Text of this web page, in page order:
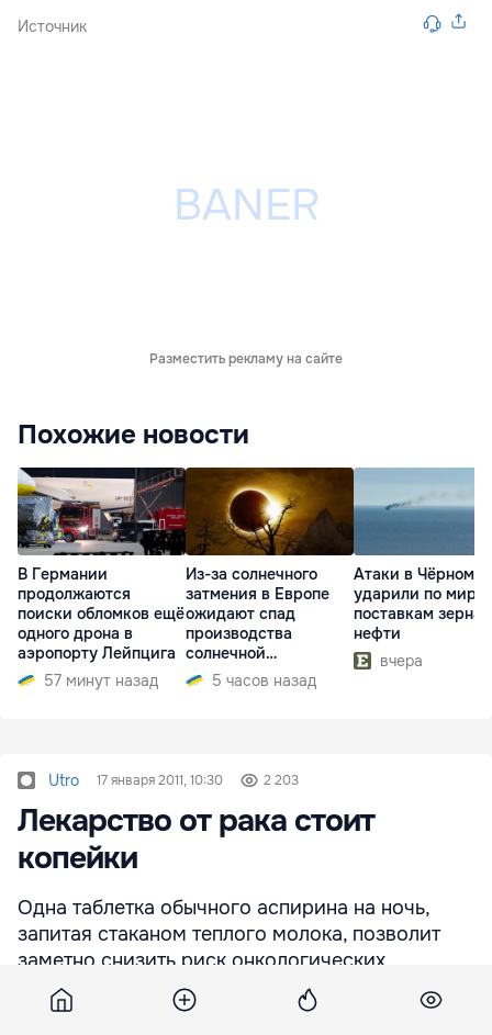
Источник
Разместить рекламу на сайте
Похожие новости
В Германии
продолжаются
поиски обломков ещё
одного дрона в
аэропорту Лейпцига
57 минут назад
Из-за солнечного
затмения в Европе
ожидают спад
производства
солнечной
электроэнергии
5 часов назад
Атаки в Чёрном
ударили по
поставкам зерна
нефти
вчера
Utro 17 января 2011, 10:30 2 203
Лекарство от рака стоит
копейки
Одна таблетка обычного аспирина на ночь,
запитая стаканом теплого молока, позволит
заметно снизить риск онкологических
заболеваний. Принимать этот "коктейль"
советуют ежедневно. Ученые из университета